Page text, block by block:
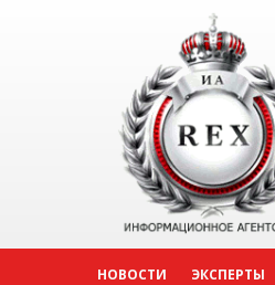
НОВОСТИ ЭКСПЕРТЫ